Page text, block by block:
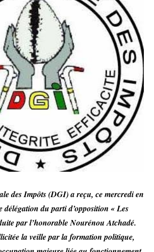
des Impôts (DGI) a reçu, ce mercredi en
délégation du parti d’opposition « Les
par l’honorable Nourénou Atchadé.
la veille par la formation politique,